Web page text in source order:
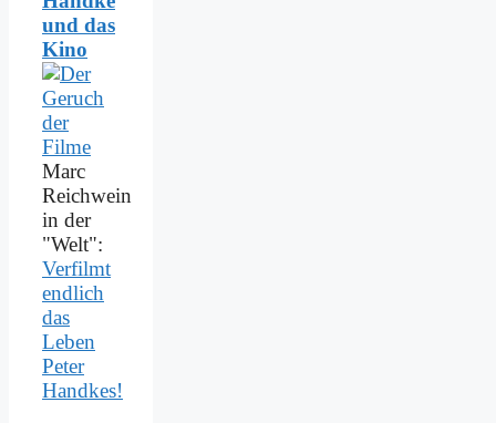
und das
Kino
Marc
Reichwein
in der
"Welt":
Verfilmt
endlich
das
Leben
Peter
Handkes!